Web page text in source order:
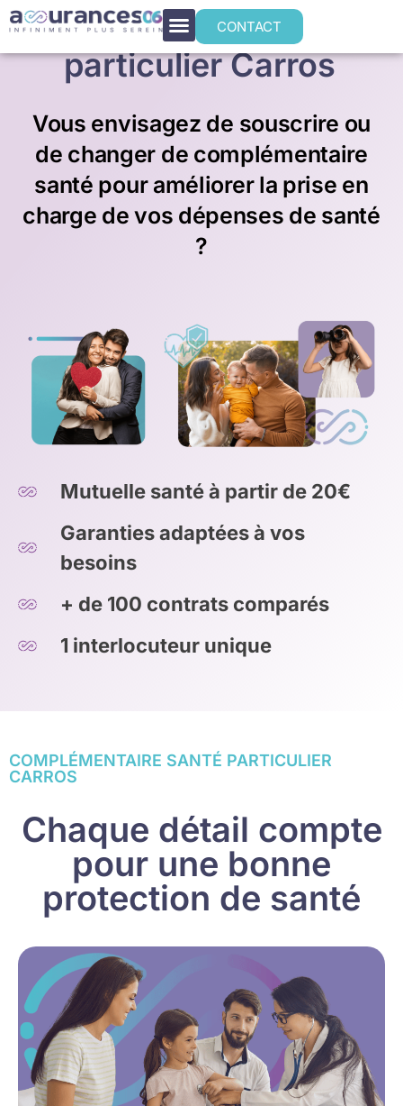
CONTACT
Mutuelle santé
particulier Carros
Vous envisagez de souscrire ou
de changer de complémentaire
santé pour améliorer la prise en
charge de vos dépenses de santé
?
Mutuelle santé à partir de 20€
Garanties adaptées à vos
besoins
+ de 100 contrats comparés
1 interlocuteur unique
COMPLÉMENTAIRE SANTÉ PARTICULIER
CARROS
Chaque détail compte
pour une bonne
protection de santé